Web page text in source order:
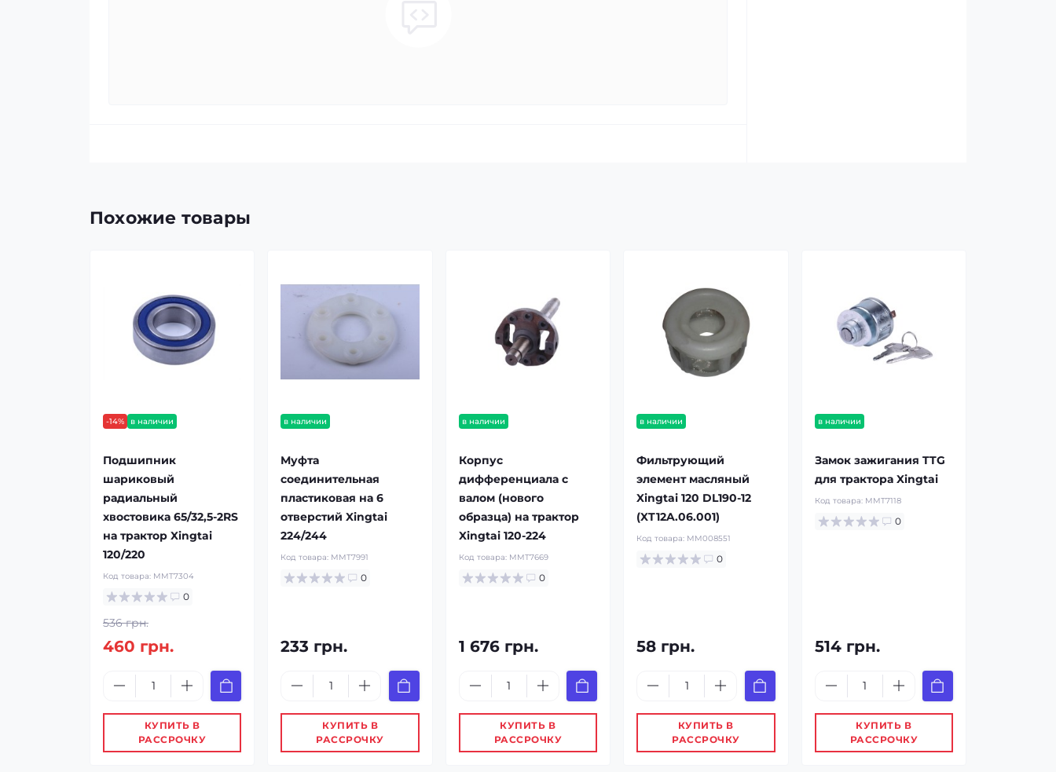
Похожие товары
-14% в наличии
Подшипник
шариковый
радиальный
хвостовика 65/32,5-2RS
на трактор Xingtai
120/220
Код товара: MMT7304
0
536 грн.
460 грн.
КУПИТЬ В
РАССРОЧКУ
в наличии
Муфта
соединительная
пластиковая на 6
отверстий Xingtai
224/244
Код товара: MMT7991
0
233 грн.
КУПИТЬ В
РАССРОЧКУ
в наличии
Корпус
дифференциала с
валом (нового
образца) на трактор
Xingtai 120-224
Код товара: MMT7669
0
1 676 грн.
КУПИТЬ В
РАССРОЧКУ
в наличии
Фильтрующий
элемент масляный
Xingtai 120 DL190-12
(XT12A.06.001)
Код товара: MM008551
0
58 грн.
КУПИТЬ В
РАССРОЧКУ
в наличии
Замок зажигания TTG
для трактора Xingtai
Код товара: MMT7118
0
514 грн.
КУПИТЬ В
РАССРОЧКУ